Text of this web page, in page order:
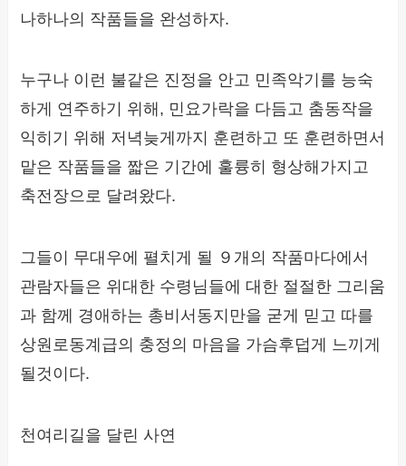
나하나의 작품들을 완성하자.
누구나 이런 불같은 진정을 안고 민족악기를 능숙
하게 연주하기 위해, 민요가락을 다듬고 춤동작을
익히기 위해 저녁늦게까지 훈련하고 또 훈련하면서
맡은 작품들을 짧은 기간에 훌륭히 형상해가지고
축전장으로 달려왔다.
그들이 무대우에 펼치게 될 ９개의 작품마다에서
관람자들은 위대한 수령님들에 대한 절절한 그리움
과 함께 경애하는 총비서동지만을 굳게 믿고 따를
상원로동계급의 충정의 마음을 가슴후덥게 느끼게
될것이다.
천여리길을 달린 사연